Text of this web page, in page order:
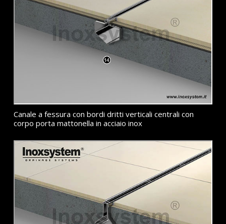
Canale a fessura con bordi dritti verticali centrali con
corpo porta mattonella in acciaio inox